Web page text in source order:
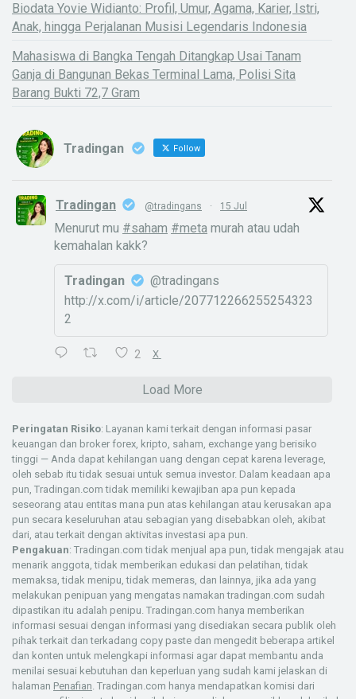
Biodata Yovie Widianto: Profil, Umur, Agama, Karier, Istri,
Anak, hingga Perjalanan Musisi Legendaris Indonesia
Mahasiswa di Bangka Tengah Ditangkap Usai Tanam
Ganja di Bangunan Bekas Terminal Lama, Polisi Sita
Barang Bukti 72,7 Gram
Tradingan Follow
Tradingan @tradingans · 15 Jul
Menurut mu #saham #meta murah atau udah
kemahalan kakk?
Tradingan
@tradingans
http://x.com/i/article/207712266255254323
2
2 X
Load More
Peringatan Risiko: Layanan kami terkait dengan informasi pasar
keuangan dan broker forex, kripto, saham, exchange yang berisiko
tinggi — Anda dapat kehilangan uang dengan cepat karena leverage,
oleh sebab itu tidak sesuai untuk semua investor. Dalam keadaan apa
pun, Tradingan.com tidak memiliki kewajiban apa pun kepada
seseorang atau entitas mana pun atas kehilangan atau kerusakan apa
pun secara keseluruhan atau sebagian yang disebabkan oleh, akibat
dari, atau terkait dengan aktivitas investasi apa pun.
Pengakuan: Tradingan.com tidak menjual apa pun, tidak mengajak atau
menarik anggota, tidak memberikan edukasi dan pelatihan, tidak
memaksa, tidak menipu, tidak memeras, dan lainnya, jika ada yang
melakukan penipuan yang mengatas namakan tradingan.com sudah
dipastikan itu adalah penipu. Tradingan.com hanya memberikan
informasi sesuai dengan informasi yang disediakan secara publik oleh
pihak terkait dan terkadang copy paste dan mengedit beberapa artikel
dan konten untuk melengkapi informasi agar dapat membantu anda
menilai sesuai kebutuhan dan keperluan yang sudah kami jelaskan di
halaman Penafian. Tradingan.com hanya mendapatkan komisi dari